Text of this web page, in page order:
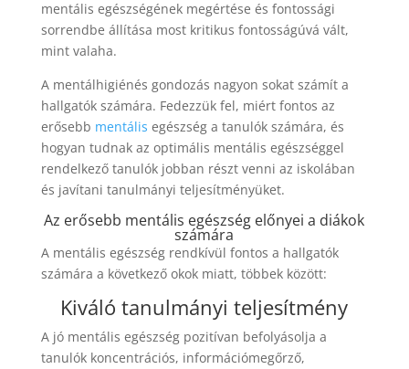
mentális egészségének megértése és fontossági
sorrendbe állítása most kritikus fontosságúvá vált,
mint valaha.
A mentálhigiénés gondozás nagyon sokat számít a
hallgatók számára. Fedezzük fel, miért fontos az
erősebb mentális egészség a tanulók számára, és
hogyan tudnak az optimális mentális egészséggel
rendelkező tanulók jobban részt venni az iskolában
és javítani tanulmányi teljesítményüket.
Az erősebb mentális egészség előnyei a diákok
számára
A mentális egészség rendkívül fontos a hallgatók
számára a következő okok miatt, többek között:
Kiváló tanulmányi teljesítmény
A jó mentális egészség pozitívan befolyásolja a
tanulók koncentrációs, információmegőrző,